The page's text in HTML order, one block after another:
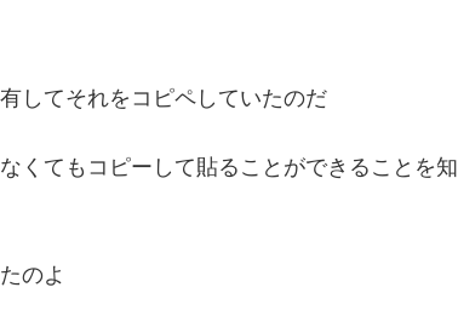
してそれをコピペしていたのだ
くてもコピーして貼ることができることを知
のよ